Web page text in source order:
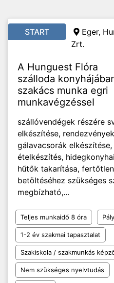
START
Eger,
Zrt.
A Hunguest Flóra
szálloda
szakács munka egri
munkavégzéssel
szállóvendégek részére
elkészítése,
gálavacsorák
ételkészítés,
hűtők takarítása,
betöltéséhez szükséges
megbízható,...
Teljes munkaidő 8 óra
1-2 év szakmai tapasztalat
Szakiskola / szakmunkás
Nem szükséges nyelvtudás